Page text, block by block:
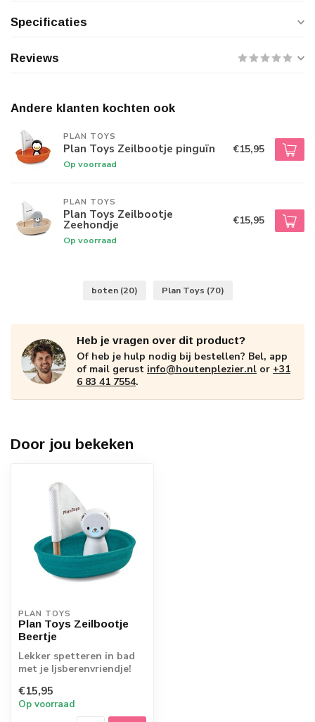
Specificaties
Reviews
Andere klanten kochten ook
PLAN TOYS
Plan Toys Zeilbootje pinguïn
Op voorraad
€15,95
PLAN TOYS
Plan Toys Zeilbootje
Zeehondje
Op voorraad
€15,95
boten (20) Plan Toys (70)
Heb je vragen over dit product?
Of heb je hulp nodig bij bestellen? Bel, app
of mail gerust info@houtenplezier.nl or +31
6 83 41 7554.
Door jou bekeken
PLAN TOYS
Plan Toys Zeilbootje
Beertje
Lekker spetteren in bad
met je Ijsberenvriendje!
bo...
€15,95
Op voorraad